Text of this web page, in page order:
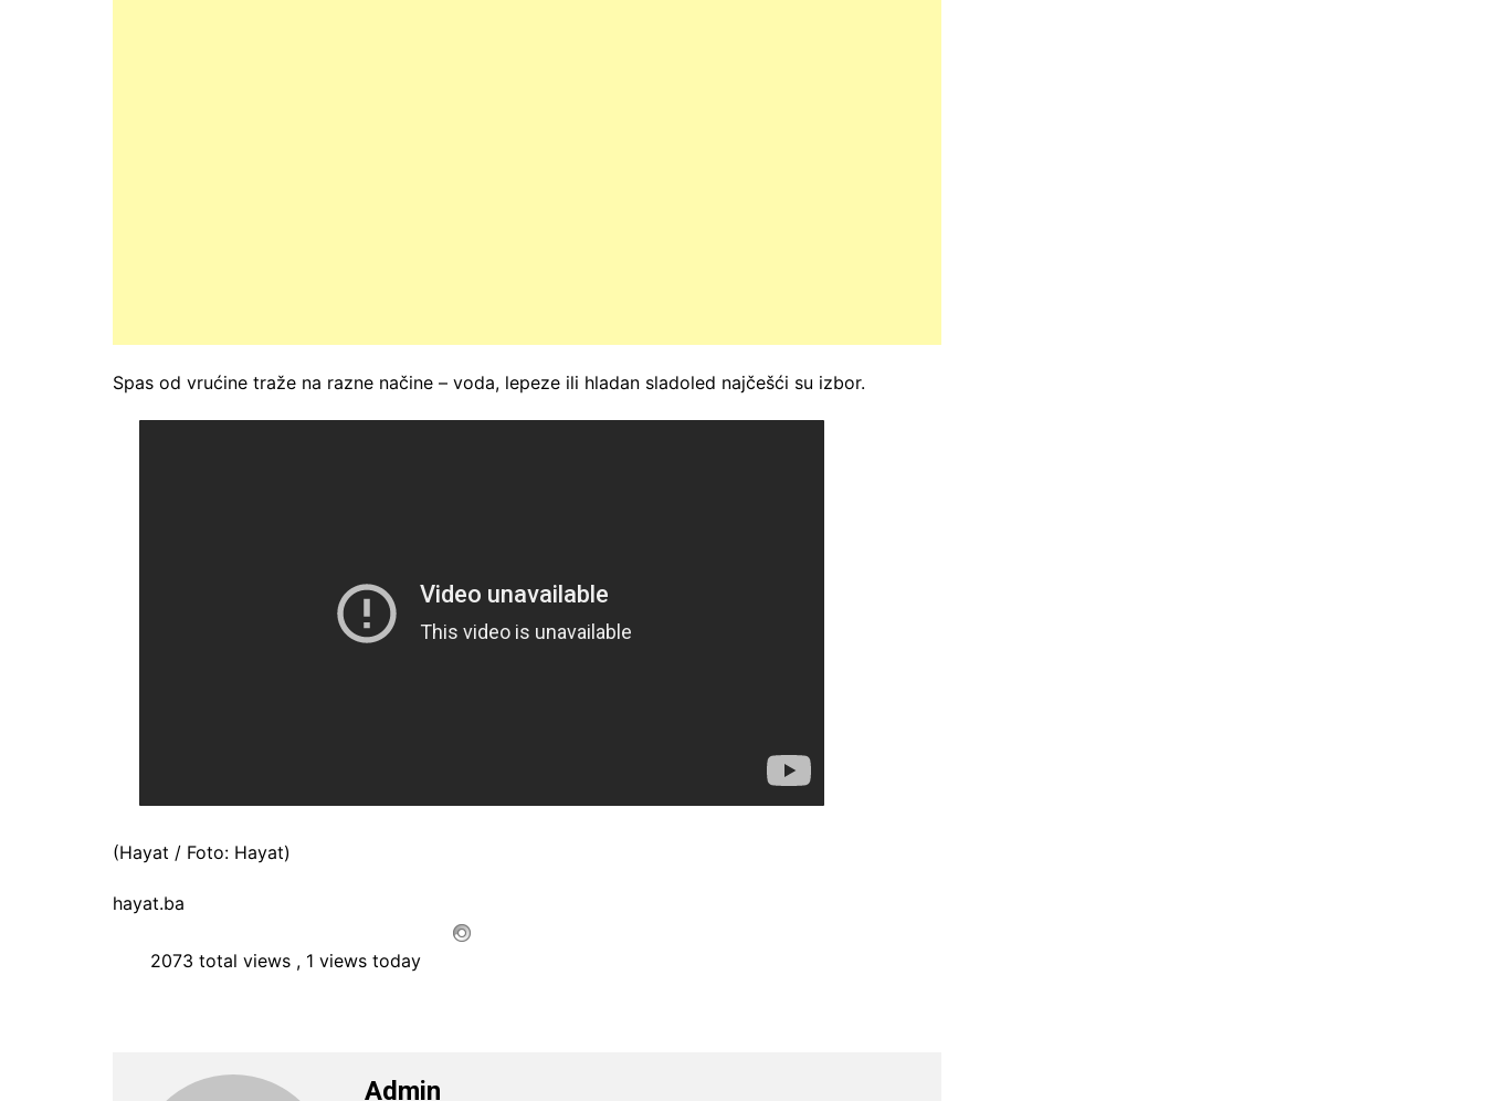
Spas od vrućine traže na razne načine – voda, lepeze ili hladan sladoled najčešći su izbor.
(Hayat / Foto: Hayat)
hayat.ba
2073 total views , 1 views today
Admin